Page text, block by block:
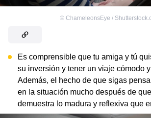
© ChameleonsEye /
Es comprensible que tu amiga y tú
su inversión y tener un viaje cómodo
Además, el hecho de que sigas
en la situación mucho después de
demuestra lo madura y reflexiva que